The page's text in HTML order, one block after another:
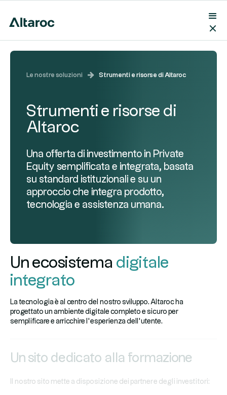
Le nostre soluzioni Strumenti e risorse di Altaroc
Strumenti e risorse di
Altaroc
Una offerta di investimento in Private
Equity semplificata e integrata, basata
su standard istituzionali e su un
approccio che integra prodotto,
tecnologia e assistenza umana.
Un ecosistema digitale
integrato
La tecnologia è al centro del nostro sviluppo. Altaroc ha
progettato un ambiente digitale completo e sicuro per
semplificare e arricchire l’esperienza dell’utente.
Un sito dedicato alla formazione
Il nostro sito mette a disposizione dei partner e degli investitori: